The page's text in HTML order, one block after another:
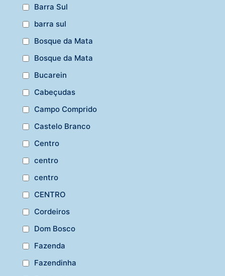
Barra Sul
barra sul
Bosque da Mata
Bosque da Mata
Bucarein
Cabeçudas
Campo Comprido
Castelo Branco
Centro
centro
centro
CENTRO
Cordeiros
Dom Bosco
Fazenda
Fazendinha